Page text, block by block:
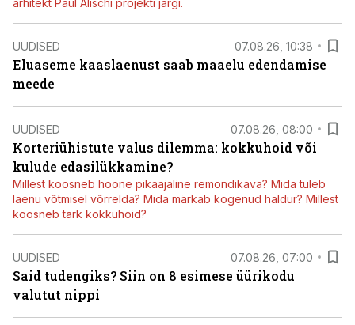
arhitekt Paul Alischi projekti järgi.
UUDISED 07.08.26, 10:38
Eluaseme kaaslaenust saab maaelu edendamise
meede
UUDISED 07.08.26, 08:00
Korteriühistute valus dilemma: kokkuhoid või
kulude edasilükkamine?
Millest koosneb hoone pikaajaline remondikava? Mida tuleb
laenu võtmisel võrrelda? Mida märkab kogenud haldur? Millest
koosneb tark kokkuhoid?
UUDISED 07.08.26, 07:00
Said tudengiks? Siin on 8 esimese üürikodu
valutut nippi